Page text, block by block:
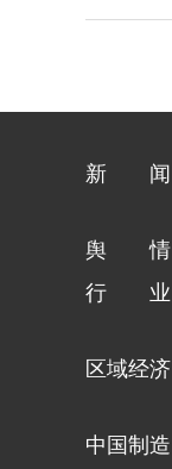
新 闻
舆 情
行 业
区域经济
中国制造